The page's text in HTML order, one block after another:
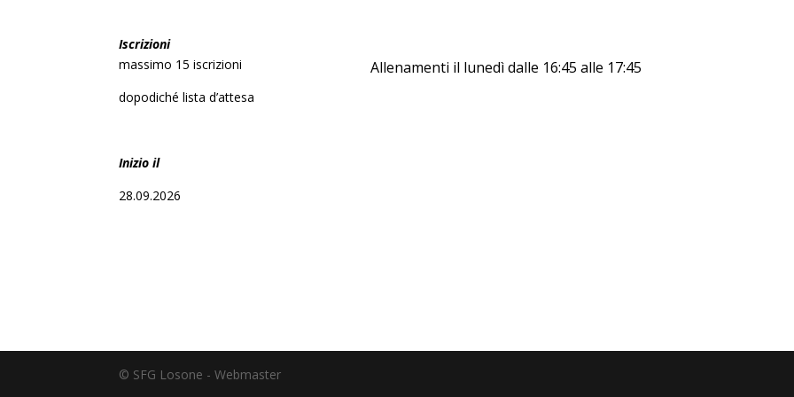
Iscrizioni
massimo 15 iscrizioni
dopodiché lista d’attesa
Inizio il
28.09.2026
Allenamenti il lunedì dalle 16:45 alle 17:45
© SFG Losone - Webmaster